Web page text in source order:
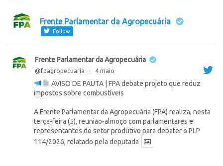
Frente Parlamentar da Agropecuária
Follow
Frente Parlamentar da Agropecuária
@fpagropecuaria · 4 maio
AVISO DE PAUTA | FPA debate projeto que reduz
impostos sobre combustíveis
A Frente Parlamentar da Agropecuária (FPA) realiza, nesta
terça-feira (5), reunião-almoço com parlamentares e
representantes do setor produtivo para debater o PLP
114/2026, relatado pela deputada